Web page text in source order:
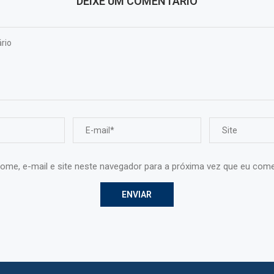
e-mail e site neste navegador para a próxima vez que eu